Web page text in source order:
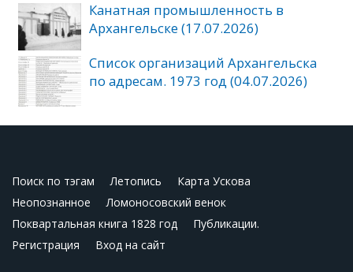
Канатная промышленность в
Архангельске (17.07.2026)
Список организаций Архангельска
по адресам. 1973 год (04.07.2026)
Поиск по тэгам Летопись
Карта Ускова
Неопознанное
Ломоносовский венок
Поквартальная книга 1828 год
Публикации.
Регистрация
Вход на сайт